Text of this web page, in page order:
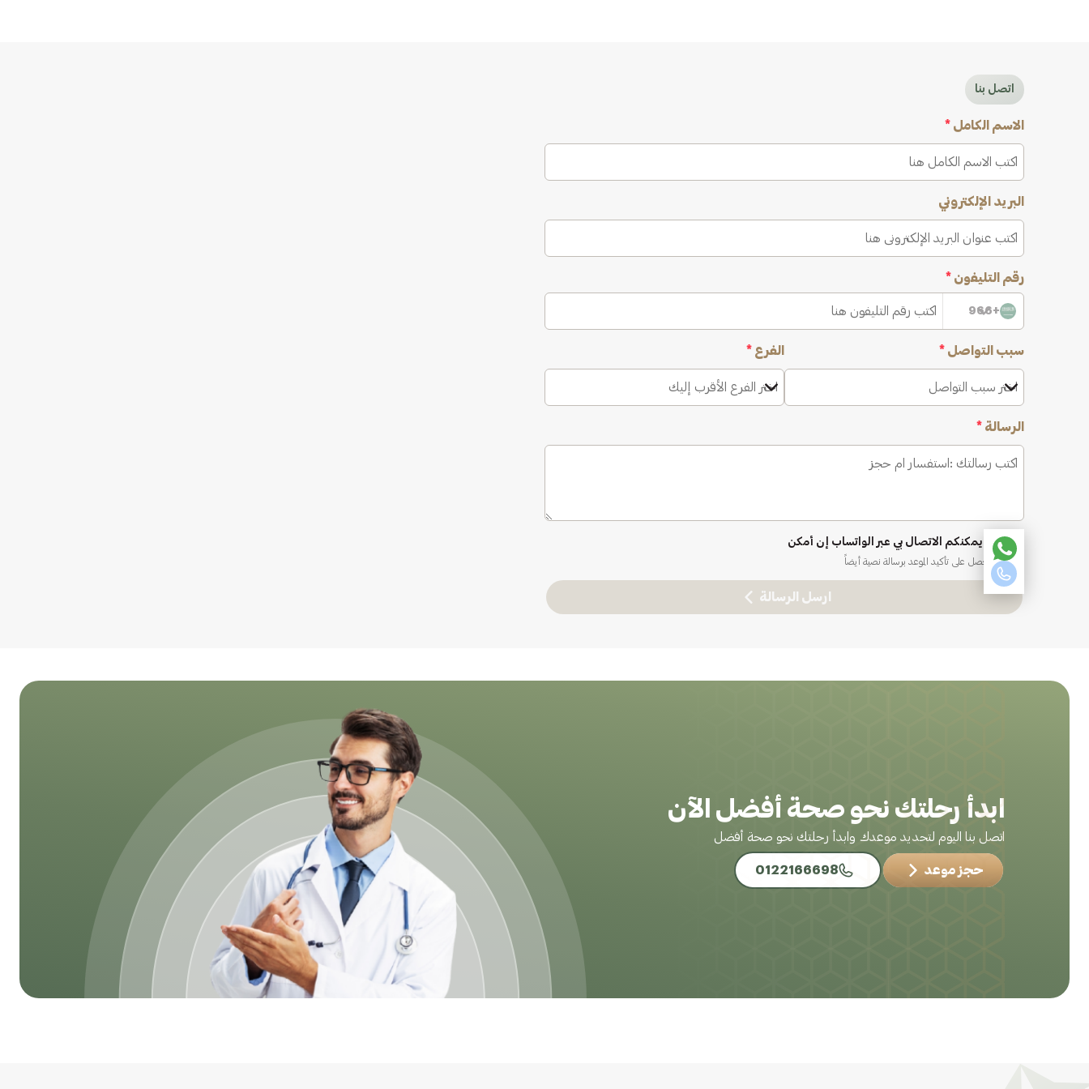
اتصل بنا
الاسم الكامل *
البريد الإلكتروني
رقم التليفون *
+966
سبب التواصل *
اختر سبب التواصل
الفرع *
اختر الفرع الأقرب إليك
الرسالة *
نعم، يمكنكم الاتصال بي عبر الواتساب إن أمكن
ستحصل على تأكيد الموعد برسالة نصية أيضاً
ارسل الرسالة
ابدأ رحلتك نحو صحة أفضل الآن
اتصل بنا اليوم لتحديد موعدك وابدأ رحلتك نحو صحة أفضل
حجز موعد 0122166698